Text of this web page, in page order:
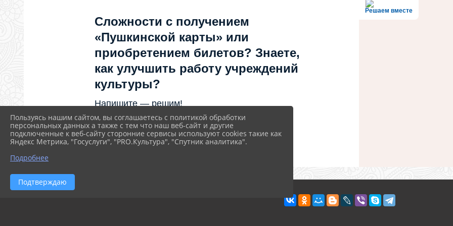
Решаем вместе
Сложности с получением
«Пушкинской карты» или
приобретением билетов? Знаете,
как улучшить работу учреждений
культуры?
Напишите — решим!
Написать
Пользуясь нашим сайтом, вы соглашаетесь с политикой обработки
персональных данных а также с тем что наш веб-сайт и другие
подключенные к веб-сайту сторонние сервисы используют cookies такие как
Яндекс Метрика, "Госуслуги", "PRO.Культура", "Спутник аналитика".
Подробнее
Подтверждаю